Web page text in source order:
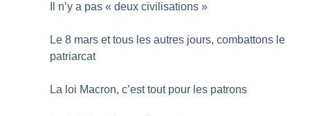
Il n’y a pas « deux civilisations »
Le 8 mars et tous les autres jours, combattons le
patriarcat
La loi Macron, c’est tout pour les patrons